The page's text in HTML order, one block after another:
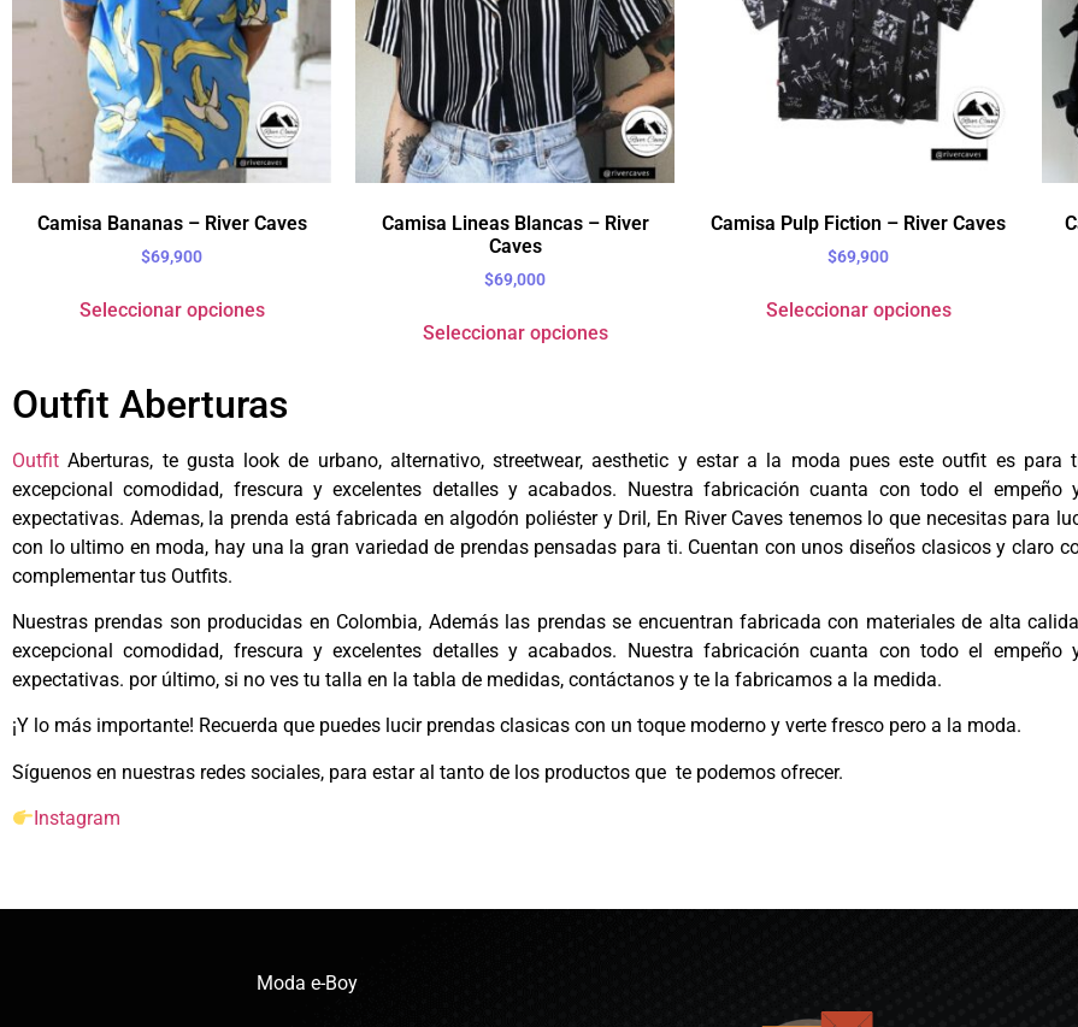
Camisa Bananas – River Caves
$69,900
Seleccionar opciones
Camisa Lineas Blancas – River
Caves
$69,000
Seleccionar opciones
Camisa Pulp Fiction – River Caves
$69,900
Seleccionar opciones
Outfit Aberturas
Outfit Aberturas, te gusta look de urbano, alternativo, streetwear, aesthetic y estar a la moda pues este outfit es para
excepcional comodidad, frescura y excelentes detalles y acabados. Nuestra fabricación cuanta con todo el
expectativas. Ademas, la prenda está fabricada en algodón poliéster y Dril, En River Caves tenemos lo que necesitas para
con lo ultimo en moda, hay una la gran variedad de prendas pensadas para ti. Cuentan con unos diseños clasicos y claro
complementar tus Outfits.
Nuestras prendas son producidas en Colombia, Además las prendas se encuentran fabricada con materiales de alta
excepcional comodidad, frescura y excelentes detalles y acabados. Nuestra fabricación cuanta con todo el
expectativas. por último, si no ves tu talla en la tabla de medidas, contáctanos y te la fabricamos a la medida.
¡Y lo más importante! Recuerda que puedes lucir prendas clasicas con un toque moderno y verte fresco pero a la moda.
Síguenos en nuestras redes sociales, para estar al tanto de los productos que te podemos ofrecer.
Instagram
Moda e-Boy